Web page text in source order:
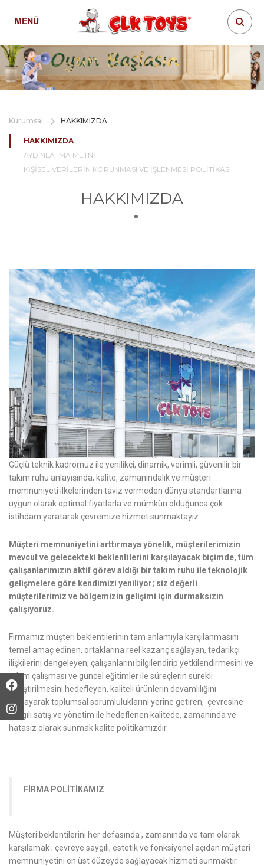
MENÜ
Kurumsal HAKKIMIZDA
HAKKIMIZDA
AYDINLATMA METNİ
KİŞİSEL VERİLERİN KORUNMASI VE İŞLENMESİ POLİTİKASI
HAKKIMIZDA
Güçlü teknik kadromuz ile yenilikçi, dinamik, verimli, güvenilir bir
takım ruhu anlayışında; kalite, zamanındalık ve müşteri
memnuniyeti ilkelerinden taviz vermeden dünya standartlarına
uygun olarak optimal fiyatlarla ve mümkün olduğunca çok
istihdam yaratarak çevremize hizmet sunmaktayız.
Müşteri memnuniyetini arttırmaya yönelik, müşterilerimizin
mevcut ve gelecekteki beklentilerini karşılayacak biçimde, tüm
çalışanlarımızın aktif görev aldığı bir takım ruhu ile teknolojik
gelişmelere göre kendimizi yeniliyor; siz değerli
müşterilerimiz ve bölgemizin gelişimi için durmaksızın
çalışıyoruz.
Firmamız müşteri beklentilerinin tam anlamıyla karşılanmasını
temel amaç edinen, ortaklarına reel kazanç sağlayan, tedarikçi
ilişkilerini dengeleyen, çalışanlarını bilgilendirip yetkilendirmesini ve
takım çalışması ve güncel eğitimler ile süreçlerin sürekli
iyileştirilmesini hedefleyen, kaliteli ürünlerin devamlılığını
sağlayarak toplumsal sorumluluklarını yerine getiren, çevresine
saygılı satış ve yönetim ile hedeflenen kalitede, zamanında ve
hatasız olarak sunmak kalite politikamızdır.
FİRMA POLİTİKAMIZ
Müşteri beklentilerini her defasında , zamanında ve tam olarak
karşılamak ; çevreye saygılı, estetik ve fonksiyonel açıdan müşteri
memnuniyetini en üst düzeyde sağlayacak hizmeti sunmaktır.